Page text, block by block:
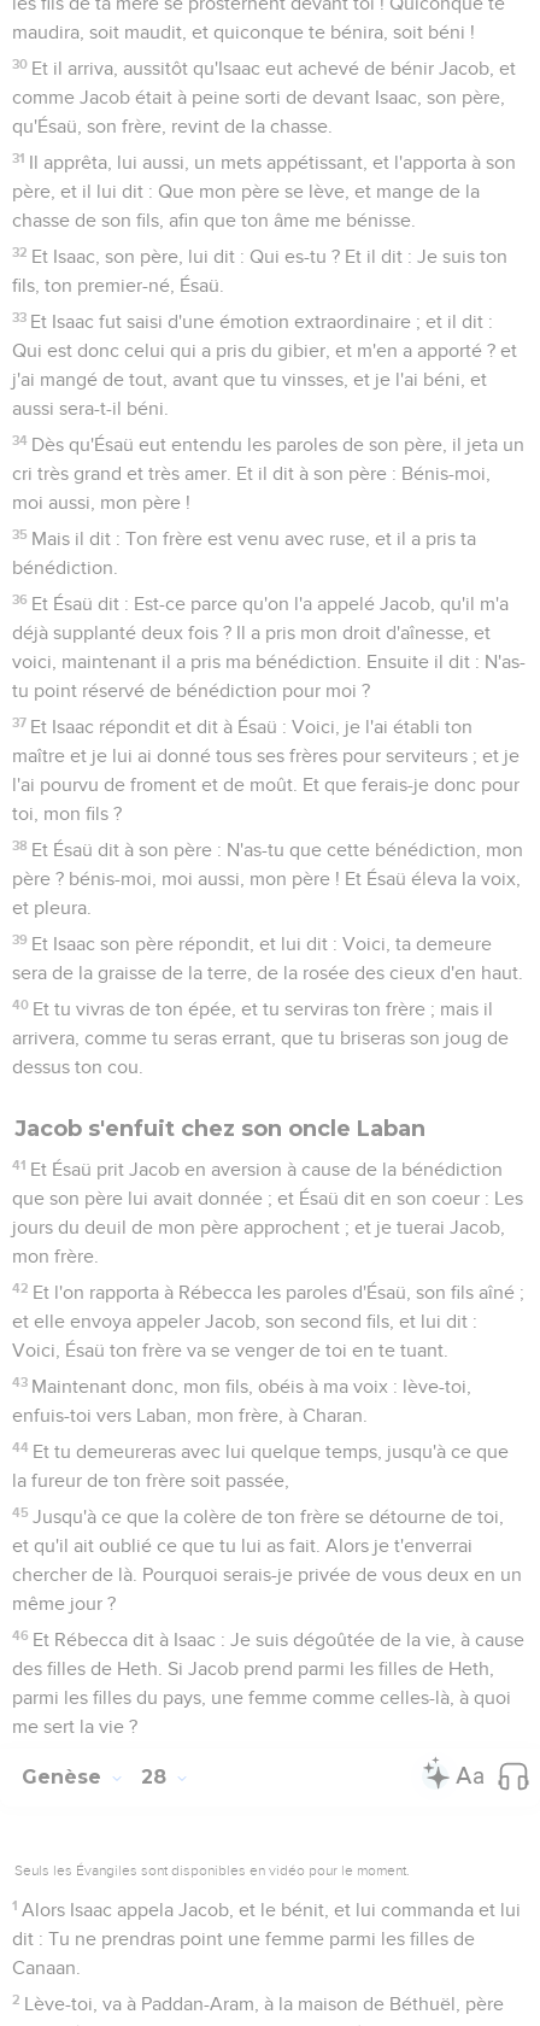
maudira, soit maudit, et quiconque te bénira, soit béni !
30 Et il arriva, aussitôt qu'Isaac eut achevé de bénir Jacob, et
comme Jacob était à peine sorti de devant Isaac, son père,
qu'Ésaü, son frère, revint de la chasse.
31 Il apprêta, lui aussi, un mets appétissant, et l'apporta à son
père, et il lui dit : Que mon père se lève, et mange de la
chasse de son fils, afin que ton âme me bénisse.
32 Et Isaac, son père, lui dit : Qui es-tu ? Et il dit : Je suis ton
fils, ton premier-né, Ésaü.
33 Et Isaac fut saisi d'une émotion extraordinaire ; et il dit :
Qui est donc celui qui a pris du gibier, et m'en a apporté ? et
j'ai mangé de tout, avant que tu vinsses, et je l'ai béni, et
aussi sera-t-il béni.
34 Dès qu'Ésaü eut entendu les paroles de son père, il jeta un
cri très grand et très amer. Et il dit à son père : Bénis-moi,
moi aussi, mon père !
35 Mais il dit : Ton frère est venu avec ruse, et il a pris ta
bénédiction.
36 Et Ésaü dit : Est-ce parce qu'on l'a appelé Jacob, qu'il m'a
déjà supplanté deux fois ? Il a pris mon droit d'aînesse, et
voici, maintenant il a pris ma bénédiction. Ensuite il dit : N'as-
tu point réservé de bénédiction pour moi ?
37 Et Isaac répondit et dit à Ésaü : Voici, je l'ai établi ton
maître et je lui ai donné tous ses frères pour serviteurs ; et je
l'ai pourvu de froment et de moût. Et que ferais-je donc pour
toi, mon fils ?
38 Et Ésaü dit à son père : N'as-tu que cette bénédiction, mon
père ? bénis-moi, moi aussi, mon père ! Et Ésaü éleva la voix,
et pleura.
39 Et Isaac son père répondit, et lui dit : Voici, ta demeure
sera de la graisse de la terre, de la rosée des cieux d'en haut.
40 Et tu vivras de ton épée, et tu serviras ton frère ; mais il
arrivera, comme tu seras errant, que tu briseras son joug de
dessus ton cou.
Jacob s'enfuit chez son oncle Laban
41 Et Ésaü prit Jacob en aversion à cause de la bénédiction
que son père lui avait donnée ; et Ésaü dit en son coeur : Les
jours du deuil de mon père approchent ; et je tuerai Jacob,
mon frère.
42 Et l'on rapporta à Rébecca les paroles d'Ésaü, son fils aîné ;
et elle envoya appeler Jacob, son second fils, et lui dit :
Voici, Ésaü ton frère va se venger de toi en te tuant.
43 Maintenant donc, mon fils, obéis à ma voix : lève-toi,
enfuis-toi vers Laban, mon frère, à Charan.
44 Et tu demeureras avec lui quelque temps, jusqu'à ce que
la fureur de ton frère soit passée,
45 Jusqu'à ce que la colère de ton frère se détourne de toi,
et qu'il ait oublié ce que tu lui as fait. Alors je t'enverrai
chercher de là. Pourquoi serais-je privée de vous deux en un
même jour ?
46 Et Rébecca dit à Isaac : Je suis dégoûtée de la vie, à cause
des filles de Heth. Si Jacob prend parmi les filles de Heth,
parmi les filles du pays, une femme comme celles-là, à quoi
me sert la vie ?
Genèse 28
Seuls les Évangiles sont disponibles en vidéo pour le moment.
1 Alors Isaac appela Jacob, et le bénit, et lui commanda et lui
dit : Tu ne prendras point une femme parmi les filles de
Canaan.
2 Lève-toi, va à Paddan-Aram, à la maison de Béthuël, père